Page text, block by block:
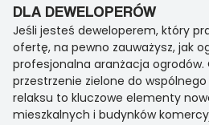
DLA DEWELOPERÓW
Jeśli jesteś deweloperem, który
ofertę, na pewno zauważysz, jak
profesjonalna aranżacja ogrodów.
przestrzenie zielone do
relaksu to kluczowe elementy
mieszkalnych i budynków